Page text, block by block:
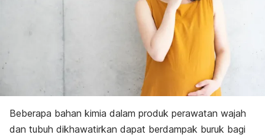
Beberapa bahan kimia dalam produk perawatan wajah
dan tubuh dikhawatirkan dapat berdampak buruk bagi